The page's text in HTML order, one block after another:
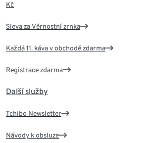
Kč
Sleva za Věrnostní zrnka
Každá 11. káva v obchodě zdarma
Registrace zdarma
Další služby
Tchibo Newsletter
Návody k obsluze